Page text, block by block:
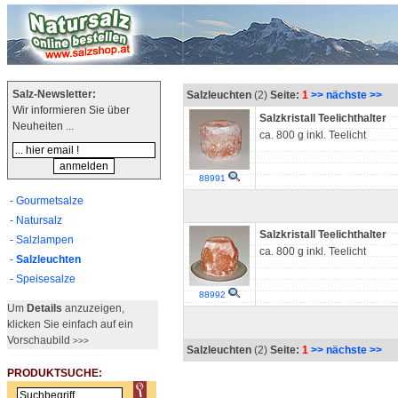
Salz-Newsletter:
Wir informieren Sie über
Neuheiten ...
- Gourmetsalze
- Natursalz
- Salzlampen
- Salzleuchten
- Speisesalze
Um Details anzuzeigen,
klicken Sie einfach auf ein
Vorschaubild >>>
PRODUKTSUCHE:
Salzleuchten (2) Seite: 1 >> nächste >>
88991
Salzkristall Teelichthalter
ca. 800 g inkl. Teelicht
88992
Salzkristall Teelichthalter
ca. 800 g inkl. Teelicht
Salzleuchten (2) Seite: 1 >> nächste >>